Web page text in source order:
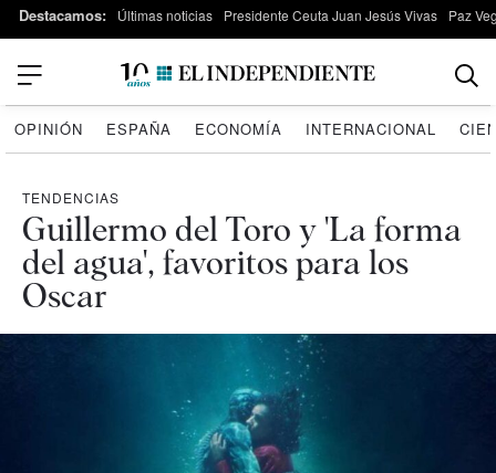
Destacamos: Últimas noticias Presidente Ceuta Juan Jesús Vivas Paz
OPINIÓN ESPAÑA ECONOMÍA INTERNACIONAL
TENDENCIAS
Guillermo del Toro y 'La forma
del agua', favoritos para los
Oscar